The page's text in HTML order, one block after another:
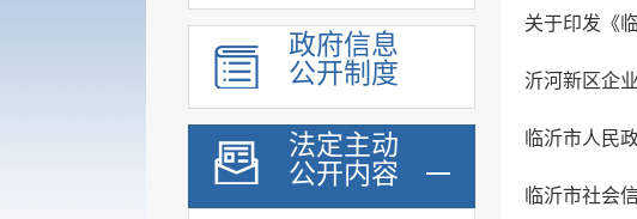
政府信息
公开制度
法定主动
公开内容
机构职能
关于印发《
沂河新区企
临沂市人民
临沂市社会